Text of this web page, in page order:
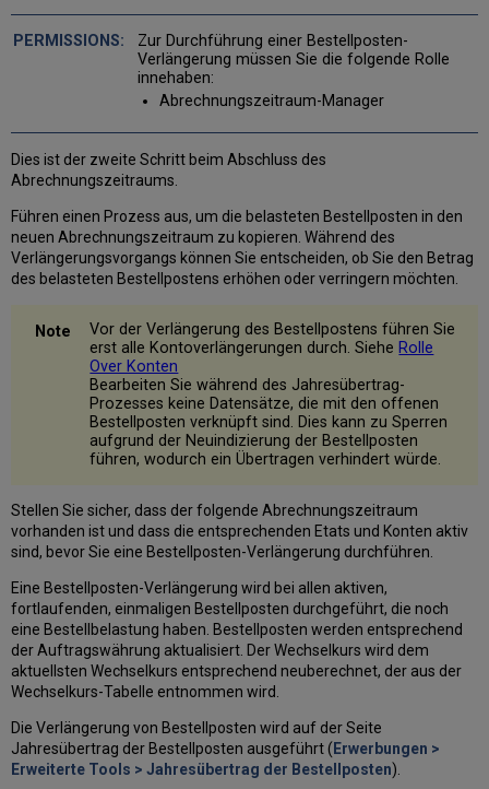
Zur Durchführung einer Bestellposten-
Verlängerung müssen Sie die folgende Rolle
innehaben:
Abrechnungszeitraum-Manager
Dies ist der zweite Schritt beim Abschluss des
Abrechnungszeitraums.
Führen einen Prozess aus, um die belasteten Bestellposten in den
neuen Abrechnungszeitraum zu kopieren. Während des
Verlängerungsvorgangs können Sie entscheiden, ob Sie den Betrag
des belasteten Bestellpostens erhöhen oder verringern möchten.
Vor der Verlängerung des Bestellpostens führen Sie
erst alle Kontoverlängerungen durch. SieheRolle
Over Konten
Bearbeiten Sie während des Jahresübertrag-
Prozesses keine Datensätze, die mit den offenen
Bestellposten verknüpft sind. Dies kann zu Sperren
aufgrund der Neuindizierung der Bestellposten
führen, wodurch ein Übertragen verhindert würde.
Stellen Sie sicher, dass der folgende Abrechnungszeitraum
vorhanden ist und dass die entsprechenden Etats und Konten aktiv
sind, bevor Sie eine Bestellposten-Verlängerung durchführen.
Eine Bestellposten-Verlängerung wird bei allen aktiven,
fortlaufenden, einmaligen Bestellposten durchgeführt, die noch
eine Bestellbelastung haben. Bestellposten werden entsprechend
der Auftragswährung aktualisiert. Der Wechselkurs wird dem
aktuellsten Wechselkurs entsprechend neuberechnet, der aus der
Wechselkurs-Tabelle entnommen wird.
Die Verlängerung von Bestellposten wird auf der Seite
Jahresübertrag der Bestellposten ausgeführt ( Erwerbungen >
Erweiterte Tools > Jahresübertrag der Bestellposten).